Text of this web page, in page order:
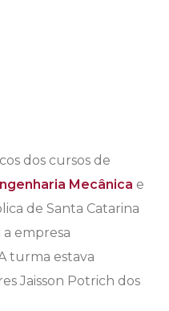
dos cursos de
Mecânica e
de Santa Catarina
empresa
turma estava
Jaisson Potrich dos